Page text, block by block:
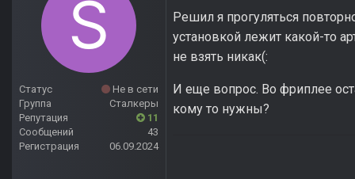
Статус
Не в сети
Группа
Сталкеры
Репутация
11
Сообщений
43
Регистрация
06.09.2024
Решил я прогуляться
установкой лежит какой-то
не взять никак(:
И еще вопрос. Во фриплее
кому то нужны?